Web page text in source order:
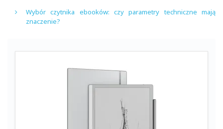
Wybór czytnika ebooków: czy parametry techniczne mają
znaczenie?